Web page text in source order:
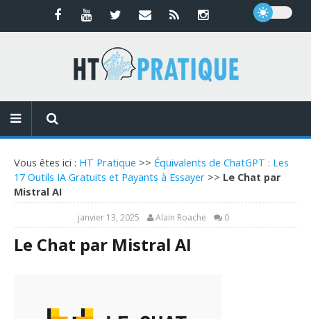
Vous êtes ici : HT Pratique >> Équivalents de ChatGPT : Les
17 Outils IA Gratuits et Payants à Essayer >> Le Chat par
Mistral AI
janvier 13, 2025 Alain Roache 0
Le Chat par Mistral AI